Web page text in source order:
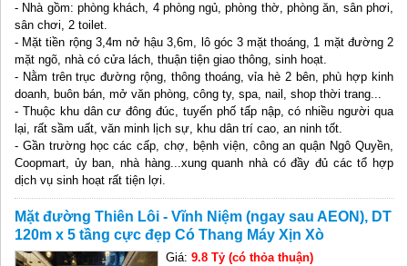
- Nhà gồm: phòng khách, 4 phòng ngủ, phòng thờ, phòng ăn, sân phơi,
sân chơi, 2 toilet.
- Mặt tiền rộng 3,4m nở hậu 3,6m, lô góc 3 mặt thoáng, 1 mặt đường 2
mặt ngõ, nhà có cửa lách, thuận tiện giao thông, sinh hoạt.
- Nằm trên trục đường rộng, thông thoáng, vỉa hè 2 bên, phù hợp kinh
doanh, buôn bán, mở văn phòng, công ty, spa, nail, shop thời trang...
- Thuộc khu dân cư đông đúc, tuyến phố tấp nập, có nhiều người qua
lại, rất sầm uất, văn minh lịch sự, khu dân trí cao, an ninh tốt.
- Gần trường học các cấp, chợ, bệnh viện, công an quận Ngô Quyền,
Coopmart, ủy ban, nhà hàng...xung quanh nhà có đầy đủ các tổ hợp
dịch vụ sinh hoạt rất tiện lợi.
Mặt đường Thiên Lôi - Vĩnh Niệm (ngay sau AEON), DT
120m x 5 tầng cực đẹp Có Thang Máy Xịn Xò
Giá:9.8 Tỷ (có thỏa thuận)